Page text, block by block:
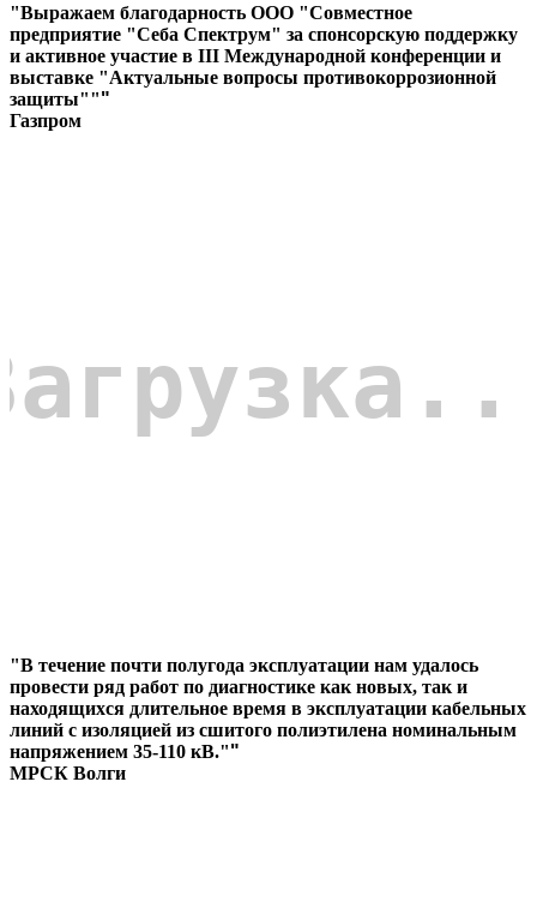
"Выражаем благодарность ООО "Совместное
предприятие "Себа Спектрум" за спонсорскую поддержку
и активное участие в III Международной конференции и
выставке "Актуальные вопросы противокоррозионной
защиты"""
Газпром
"В течение почти полугода эксплуатации нам удалось
провести ряд работ по диагностике как новых, так и
находящихся длительное время в эксплуатации кабельных
линий с изоляцией из сшитого полиэтилена номинальным
напряжением 35-110 кВ.""
МРСК Волги